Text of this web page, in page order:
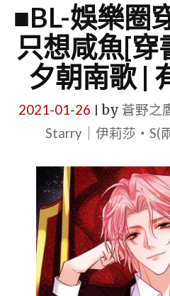
■BL-娛樂圈
只想咸魚[穿
夕朝南歌 |
2021-01-26 by 蒼野之
Starry｜伊莉莎・S(